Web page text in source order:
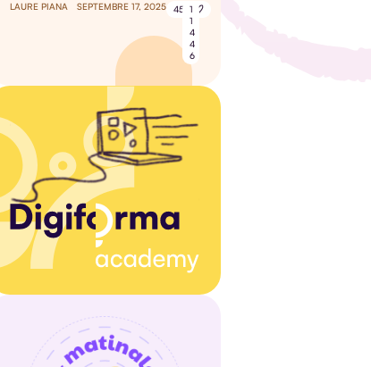
LAURE PIANA SEPTEMBRE 17, 2025 45 1
1
4
4
6